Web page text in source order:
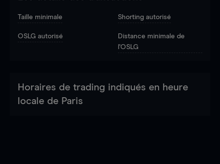
Taille minimale Shorting autorisé
OSLG autorisé
Distance minimale de
l'OSLG
Horaires de trading indiqués en heure
locale de Paris